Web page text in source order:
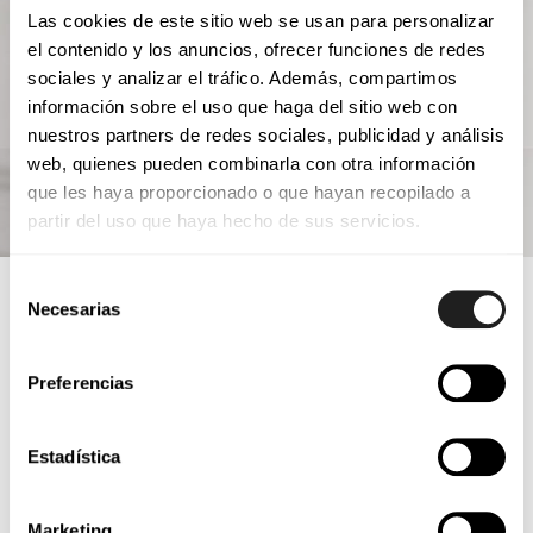
Las cookies de este sitio web se usan para personalizar
el contenido y los anuncios, ofrecer funciones de redes
sociales y analizar el tráfico. Además, compartimos
información sobre el uso que haga del sitio web con
nuestros partners de redes sociales, publicidad y análisis
web, quienes pueden combinarla con otra información
que les haya proporcionado o que hayan recopilado a
partir del uso que haya hecho de sus servicios.
Necesarias
Preferencias
Estadística
Diseño industrial